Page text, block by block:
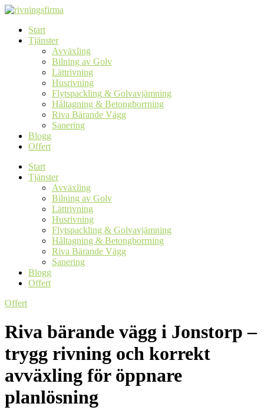
Skip
contentStart
Tjänster
Avväxling
Bilning av Golv
Lättrivning
Husrivning
Flytspackling & Golvavjämning
Håltagning & Betongborrning
Riva Bärande Vägg
Sanering
Blogg
Offert
Start
Tjänster
Avväxling
Bilning av Golv
Lättrivning
Husrivning
Flytspackling & Golvavjämning
Håltagning & Betongborrning
Riva Bärande Vägg
Sanering
Blogg
Offert
Offert
Riva bärande vägg i Jonstorp –
trygg rivning och korrekt
avväxling för öppnare
planlösning